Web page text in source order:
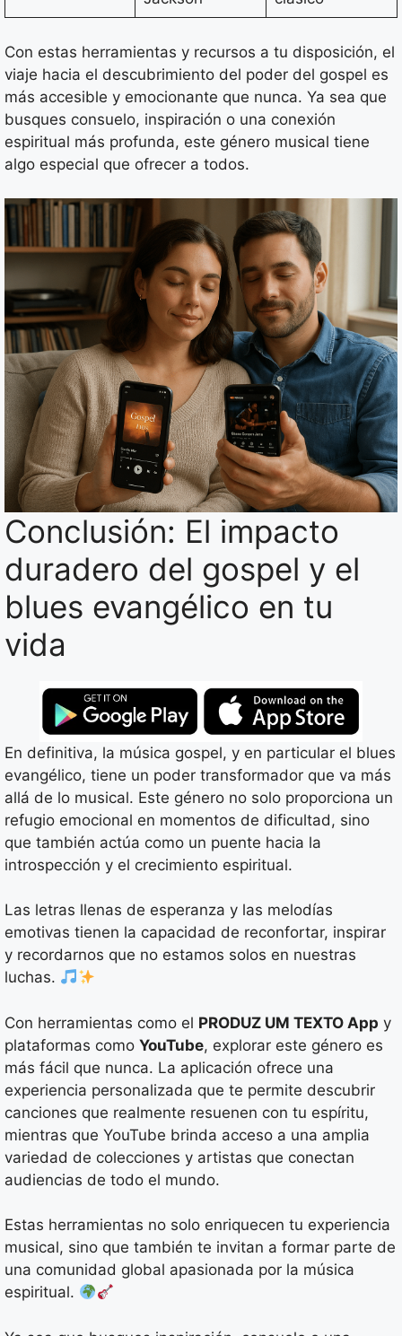
Con estas herramientas y recursos a tu disposición, el
viaje hacia el descubrimiento del poder del gospel es
más accesible y emocionante que nunca. Ya sea que
busques consuelo, inspiración o una conexión
espiritual más profunda, este género musical tiene
algo especial que ofrecer a todos.
Conclusión: El impacto
duradero del gospel y el
blues evangélico en tu
vida
En definitiva, la música gospel, y en particular el blues
evangélico, tiene un poder transformador que va más
allá de lo musical. Este género no solo proporciona un
refugio emocional en momentos de dificultad, sino
que también actúa como un puente hacia la
introspección y el crecimiento espiritual.
Las letras llenas de esperanza y las melodías
emotivas tienen la capacidad de reconfortar, inspirar
y recordarnos que no estamos solos en nuestras
luchas.
Con herramientas como el PRODUZ UM TEXTO App y
plataformas como YouTube, explorar este género es
más fácil que nunca. La aplicación ofrece una
experiencia personalizada que te permite descubrir
canciones que realmente resuenen con tu espíritu,
mientras que YouTube brinda acceso a una amplia
variedad de colecciones y artistas que conectan
audiencias de todo el mundo.
Estas herramientas no solo enriquecen tu experiencia
musical, sino que también te invitan a formar parte de
una comunidad global apasionada por la música
espiritual.